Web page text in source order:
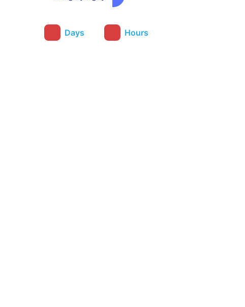
Days Hours